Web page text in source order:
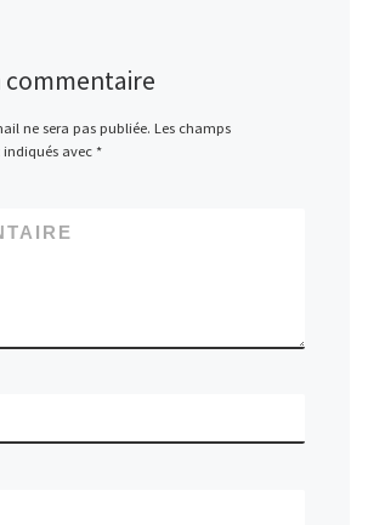
commentaire
ne sera pas publiée. Les champs
avec *